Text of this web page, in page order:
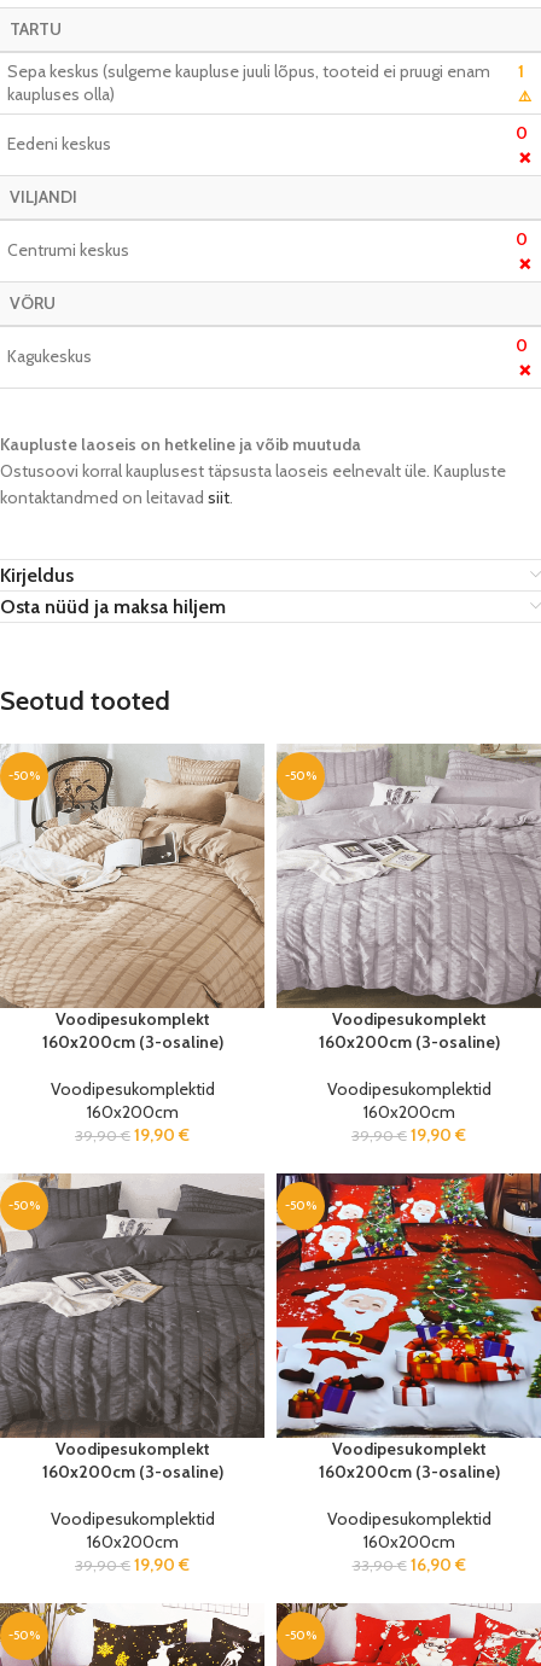
TARTU
Sepa keskus (sulgeme kaupluse juuli lõpus, tooteid ei pruugi enam
kaupluses olla)
1
⚠️
Eedeni keskus 0
❌
VILJANDI
Centrumi keskus 0
❌
VÕRU
Kagukeskus 0
❌
Kaupluste laoseis on hetkeline ja võib muutuda​
Ostusoovi korral kauplusest täpsusta laoseis eelnevalt üle. Kaupluste
kontaktandmed on leitavad siit.
Kirjeldus
Osta nüüd ja maksa hiljem
Seotud tooted
-50%
Voodipesukomplekt
160x200cm (3-osaline)
Voodipesukomplektid
160x200cm
39,90€ 19,90 €
-50%
Voodipesukomplekt
160x200cm (3-osaline)
Voodipesukomplektid
160x200cm
39,90€ 19,90 €
-50%
Voodipesukomplekt
160x200cm (3-osaline)
Voodipesukomplektid
160x200cm
39,90€ 19,90 €
-50%
Voodipesukomplekt
160x200cm (3-osaline)
Voodipesukomplektid
160x200cm
33,90€ 16,90 €
-50% -50%